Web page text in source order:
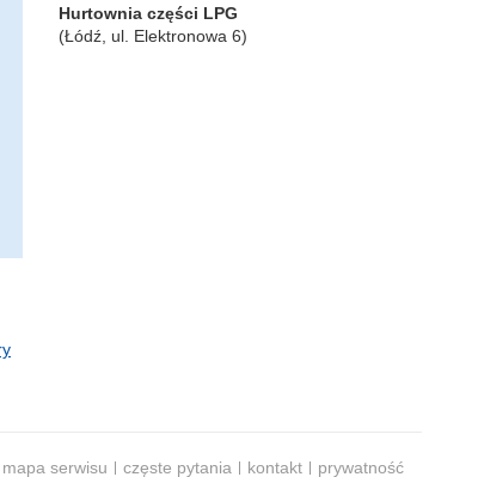
Hurtownia części LPG
(Łódź, ul. Elektronowa 6)
mapa serwisu częste pytania kontakt prywatność